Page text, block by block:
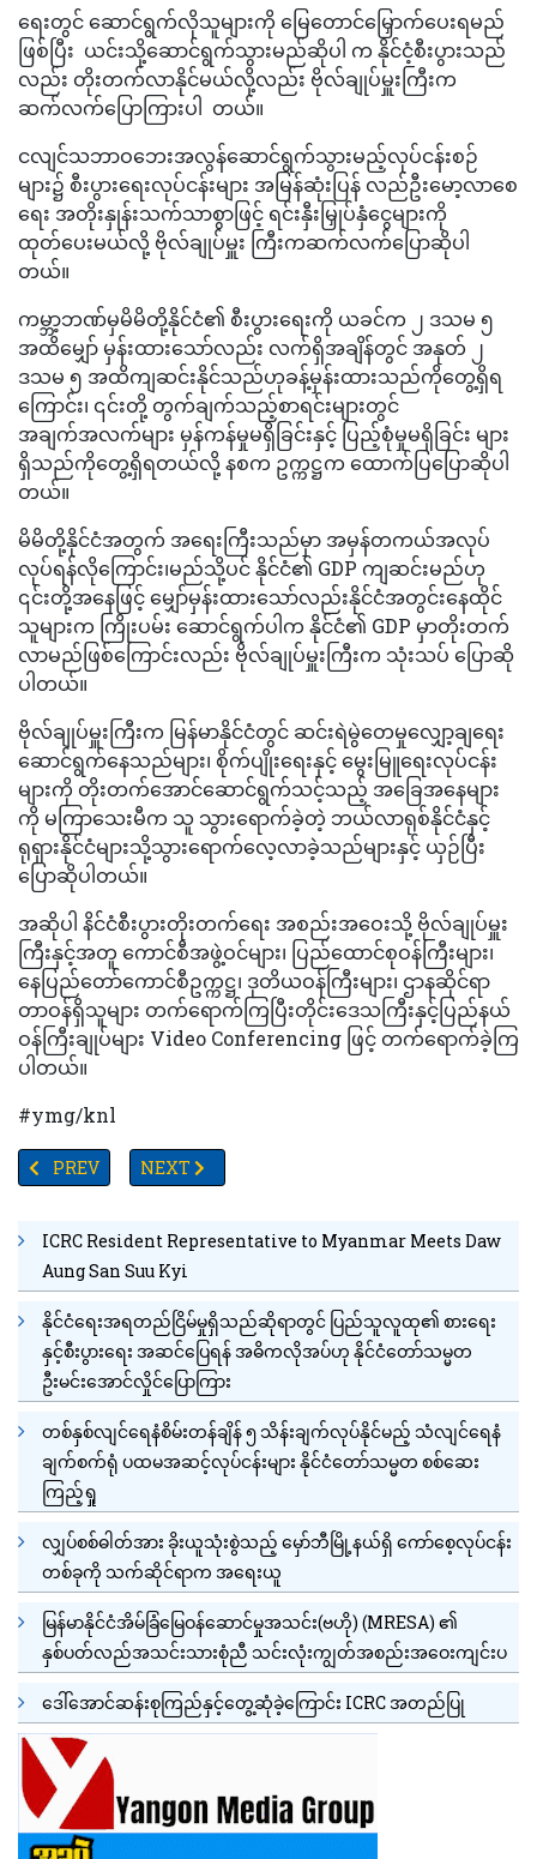
ရေးတွင် ဆောင်ရွက်လိုသူများကို မြေတောင်မြှောက်ပေးရမည်
ဖြစ်ပြီး ယင်းသို့ဆောင်ရွက်သွားမည်ဆိုပါ က နိုင်ငံ့စီးပွားသည်
လည်း တိုးတက်လာနိုင်မယ်လို့လည်း ဗိုလ်ချုပ်မှူးကြီးက
ဆက်လက်ပြောကြားပါ တယ်။
ငလျင်သဘာဝဘေးအလွန်ဆောင်ရွက်သွားမည့်လုပ်ငန်းစဉ်
များ၌ စီးပွားရေးလုပ်ငန်းများ အမြန်ဆုံးပြန် လည်ဦးမော့လာစေ
ရေး အတိုးနှုန်းသက်သာစွာဖြင့် ရင်းနှီးမြှုပ်နှံငွေများကို
ထုတ်ပေးမယ်လို့ ဗိုလ်ချုပ်မှူး ကြီးကဆက်လက်ပြောဆိုပါ
တယ်။
ကမ္ဘာ့ဘဏ်မှမိမိတို့နိုင်ငံ၏ စီးပွားရေးကို ယခင်က ၂ ဒသမ ၅
အထိမျှော် မှန်းထားသော်လည်း လက်ရှိအချိန်တွင် အနုတ် ၂
ဒသမ ၅ အထိကျဆင်းနိုင်သည်ဟုခန့်မှန်းထားသည်ကိုတွေ့ရှိရ
ကြောင်း၊ ၎င်းတို့ တွက်ချက်သည့်စာရင်းများတွင်
အချက်အလက်များ မှန်ကန်မှုမရှိခြင်းနှင့် ပြည့်စုံမှုမရှိခြင်း များ
ရှိသည်ကိုတွေ့ရှိရတယ်လို့ နစက ဥက္ကဋ္ဌက ထောက်ပြပြောဆိုပါ
တယ်။
မိမိတို့နိုင်ငံအတွက် အရေးကြီးသည်မှာ အမှန်တကယ်အလုပ်
လုပ်ရန်လိုကြောင်း၊မည်သို့ပင် နိုင်ငံ၏ GDP ကျဆင်းမည်ဟု
၎င်းတို့အနေဖြင့် မျှော်မှန်းထားသော်လည်းနိုင်ငံအတွင်းနေထိုင်
သူများက ကြိုးပမ်း ဆောင်ရွက်ပါက နိုင်ငံ၏ GDP မှာတိုးတက်
လာမည်ဖြစ်ကြောင်းလည်း ဗိုလ်ချုပ်မှူးကြီးက သုံးသပ် ပြောဆို
ပါတယ်။
ဗိုလ်ချုပ်မှူးကြီးက မြန်မာနိုင်ငံတွင် ဆင်းရဲမွဲတေမှုလျှော့ချရေး
ဆောင်ရွက်နေသည်များ၊ စိုက်ပျိုးရေးနှင့် မွေးမြူရေးလုပ်ငန်း
များကို တိုးတက်အောင်ဆောင်ရွက်သင့်သည့် အခြေအနေများ
ကို မကြာသေးမီက သူ သွားရောက်ခဲ့တဲ့ ဘယ်လာရုစ်နိုင်ငံနှင့်
ရုရှားနိုင်ငံများသို့သွားရောက်လေ့လာခဲ့သည်များနှင့် ယှဉ်ပြီး
ပြောဆိုပါတယ်။
အဆိုပါ နိင်ငံစီးပွားတိုးတက်ရေး အစည်းအဝေးသို့ ဗိုလ်ချုပ်မှူး
ကြီးနှင့်အတူ ကောင်စီအဖွဲ့ဝင်များ၊ ပြည်ထောင်စုဝန်ကြီးများ၊
နေပြည်တော်ကောင်စီဥက္ကဋ္ဌ၊ ဒုတိယဝန်ကြီးများ၊ ဌာနဆိုင်ရာ
တာဝန်ရှိသူများ တက်ရောက်ကြပြီးတိုင်းဒေသကြီးနှင့်ပြည်နယ်
ဝန်ကြီးချုပ်များ Video Conferencing ဖြင့် တက်ရောက်ခဲ့ကြ
ပါတယ်။
#ymg/knl
PREVIOUS ARTICLE: လှိုင်သာယာမြို့မရဲစခန်းမှ ရဲတပ်ဖွဲ့ဝင်များ
PREV NEXT ARTICLE: TV YANGON TIMES ရဲ့ နေ့
NEXT
ICRC Resident Representative to Myanmar Meets Daw
Aung San Suu Kyi
နိုင်ငံရေးအရတည်ငြိမ်မှုရှိသည်ဆိုရာတွင် ပြည်သူလူထု၏ စားရေး
နှင့်စီးပွားရေး အဆင်ပြေရန် အဓိကလိုအပ်ဟု နိုင်ငံတော်သမ္မတ
ဦးမင်းအောင်လှိုင်ပြောကြား
တစ်နှစ်လျင်ရေနံစိမ်းတန်ချိန် ၅ သိန်းချက်လုပ်နိုင်မည့် သံလျင်ရေနံ
ချက်စက်ရုံ ပထမအဆင့်လုပ်ငန်းများ နိုင်ငံတော်သမ္မတ စစ်ဆေး
ကြည့်ရှု
လျှပ်စစ်ဓါတ်အား ခိုးယူသုံးစွဲသည့် မှော်ဘီမြို့နယ်ရှိ ကော်စေ့လုပ်ငန်း
တစ်ခုကို သက်ဆိုင်ရာက အရေးယူ
မြန်မာနိုင်ငံအိမ်ခြံမြေဝန်ဆောင်မှုအသင်း(ဗဟို) (MRESA) ၏
နှစ်ပတ်လည်အသင်းသားစုံညီ သင်းလုံးကျွတ်အစည်းအဝေးကျင်းပ
ဒေါ်အောင်ဆန်းစုကြည်နှင့်တွေ့ဆုံခဲ့ကြောင်း ICRC အတည်ပြု